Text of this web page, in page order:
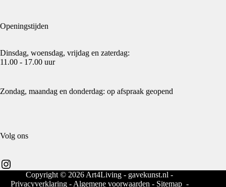
Openingstijden
Dinsdag, woensdag, vrijdag en zaterdag:
11.00 - 17.00 uur
Zondag, maandag en donderdag: op afspraak geopend
Volg ons
Instagram
Copyright © 2026 Art4Living - gavekunst.nl -
Privacyverklaring- Algemene voorwaarden - Sitemap-